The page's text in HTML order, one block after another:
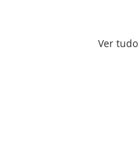
Ver tudo